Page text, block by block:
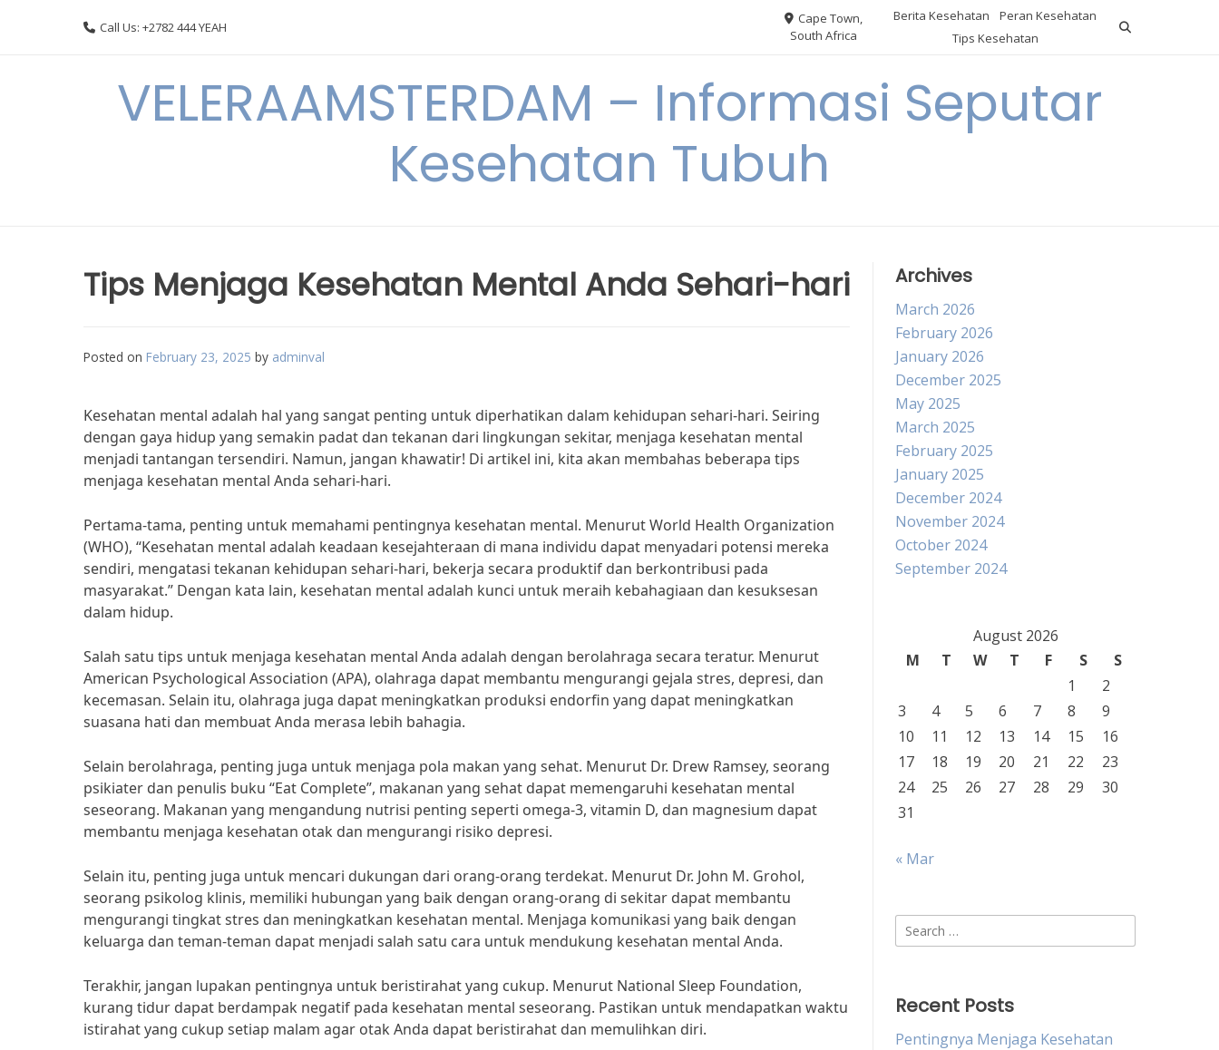
Call Us: +2782 444 YEAH
Cape Town,
South Africa
Berita Kesehatan
Peran Kesehatan
Tips Kesehatan
VELERAAMSTERDAM – Informasi Seputar
Kesehatan Tubuh
Tips Menjaga Kesehatan Mental Anda Sehari-hari
Posted on February 23, 2025 by adminval
Kesehatan mental adalah hal yang sangat penting untuk diperhatikan dalam kehidupan sehari-hari. Seiring
dengan gaya hidup yang semakin padat dan tekanan dari lingkungan sekitar, menjaga kesehatan mental
menjadi tantangan tersendiri. Namun, jangan khawatir! Di artikel ini, kita akan membahas beberapa tips
menjaga kesehatan mental Anda sehari-hari.
Pertama-tama, penting untuk memahami pentingnya kesehatan mental. Menurut World Health Organization
(WHO), “Kesehatan mental adalah keadaan kesejahteraan di mana individu dapat menyadari potensi mereka
sendiri, mengatasi tekanan kehidupan sehari-hari, bekerja secara produktif dan berkontribusi pada
masyarakat.” Dengan kata lain, kesehatan mental adalah kunci untuk meraih kebahagiaan dan kesuksesan
dalam hidup.
Salah satu tips untuk menjaga kesehatan mental Anda adalah dengan berolahraga secara teratur. Menurut
American Psychological Association (APA), olahraga dapat membantu mengurangi gejala stres, depresi, dan
kecemasan. Selain itu, olahraga juga dapat meningkatkan produksi endorfin yang dapat meningkatkan
suasana hati dan membuat Anda merasa lebih bahagia.
Selain berolahraga, penting juga untuk menjaga pola makan yang sehat. Menurut Dr. Drew Ramsey, seorang
psikiater dan penulis buku “Eat Complete”, makanan yang sehat dapat memengaruhi kesehatan mental
seseorang. Makanan yang mengandung nutrisi penting seperti omega-3, vitamin D, dan magnesium dapat
membantu menjaga kesehatan otak dan mengurangi risiko depresi.
Selain itu, penting juga untuk mencari dukungan dari orang-orang terdekat. Menurut Dr. John M. Grohol,
seorang psikolog klinis, memiliki hubungan yang baik dengan orang-orang di sekitar dapat membantu
mengurangi tingkat stres dan meningkatkan kesehatan mental. Menjaga komunikasi yang baik dengan
keluarga dan teman-teman dapat menjadi salah satu cara untuk mendukung kesehatan mental Anda.
Terakhir, jangan lupakan pentingnya untuk beristirahat yang cukup. Menurut National Sleep Foundation,
kurang tidur dapat berdampak negatif pada kesehatan mental seseorang. Pastikan untuk mendapatkan waktu
istirahat yang cukup setiap malam agar otak Anda dapat beristirahat dan memulihkan diri.
Archives
March 2026
February 2026
January 2026
December 2025
May 2025
March 2025
February 2025
January 2025
December 2024
November 2024
October 2024
September 2024
August 2026
M
T W T F S
S
1
2
3
4 5 6 7 8
9
10
11 12 13 14 15
16
17
18 19 20 21 22
23
24
25 26 27 28 29
30
31
« Mar
Search
for:
Recent Posts
Pentingnya Menjaga Kesehatan